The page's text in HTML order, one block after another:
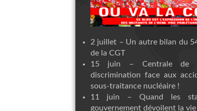
2 juillet – Un autre bilan du
de la CGT
15 juin – Centrale de
discrimination face aux
sous-traitance nucléaire !
11 juin – Quand les
gouvernement dévoilent la vie